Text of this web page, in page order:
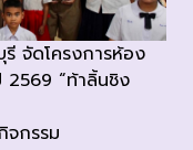
จัดโครงการห้อง
2569 “ท้าลิ้นชิง
กรรม